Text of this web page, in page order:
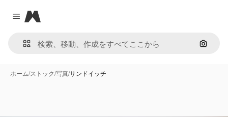
Close menu
Magnific
画像で
ホーム/ストック/写真/サンドイッチ